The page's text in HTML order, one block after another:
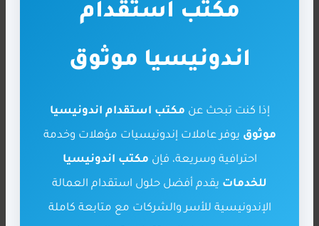
مكتب استقدام
اندونيسيا موثوق
إذا كنت تبحث عن مكتب استقدام اندونيسيا
موثوق يوفر عاملات إندونيسيات مؤهلات وخدمة
احترافية وسريعة، فإن مكتب اندونيسيا
للخدمات يقدم أفضل حلول استقدام العمالة
الإندونيسية للأسر والشركات مع متابعة كاملة